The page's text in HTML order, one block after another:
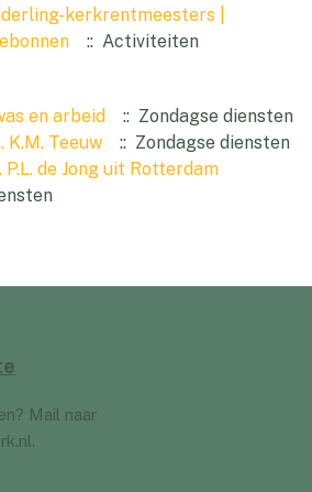
kerkrentmeesters |
:: Activiteiten
en arbeid
:: Zondagse diensten
K.M. Teeuw
:: Zondagse diensten
P.L. de Jong uit Rotterdam
Mail naar
.